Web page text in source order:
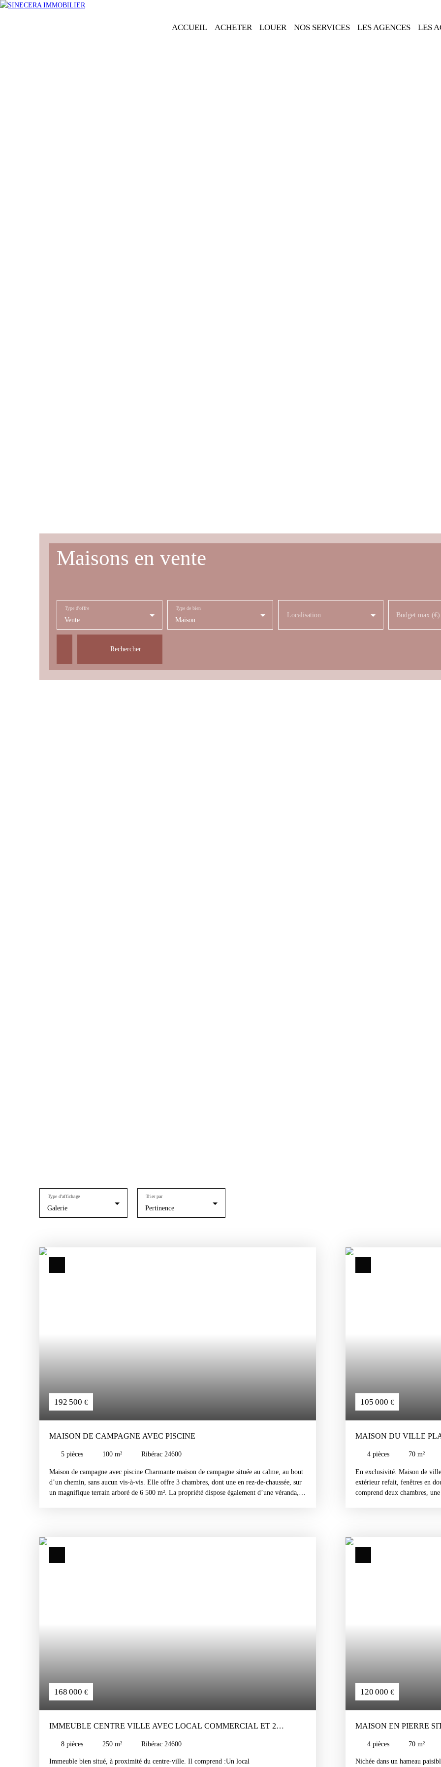
ACCUEIL ACHETER LOUER NOS SERVICES LES AGENCES LES
Maisons en vente
Vente
Type d'offre
Maison
Type de bien
Localisation Budget max (€)
Rechercher
Galerie
Type d'affichage
Pertinence
Trier par
192 500 €
MAISON DE CAMPAGNE AVEC PISCINE
5 pièces 100 m² Ribérac 24600
Maison de campagne avec piscine Charmante maison de campagne située au calme, au bout
d’un chemin, sans aucun vis-à-vis. Elle offre 3 chambres, dont une en rez-de-chaussée, sur
un magnifique terrain arboré de 6 500 m². La propriété dispose également d’une véranda,
105 000 €
MAISON DU VILLE
4 pièces 70 m²
En exclusivité. Maison de
extérieur refait, fenêtres en
comprend deux chambres,
168 000 €
IMMEUBLE CENTRE VILLE AVEC LOCAL COMMERCIAL ET 2
8 pièces 250 m² Ribérac 24600
Immeuble bien situé, à proximité du centre-ville. Il comprend :Un local
120 000 €
MAISON EN PIERRE
4 pièces 70 m²
Nichée dans un hameau